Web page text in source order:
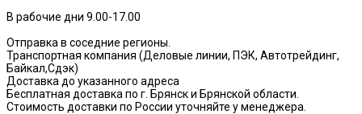
В рабочие дни 9.00-17.00
Отправка в соседние регионы.
Транспортная компания (Деловые линии, ПЭК, Автотрейдинг,
Байкал,Сдэк)
Доставка до указанного адреса
Бесплатная доставка по г. Брянск и Брянской области.
Стоимость доставки по России уточняйте у менеджера.